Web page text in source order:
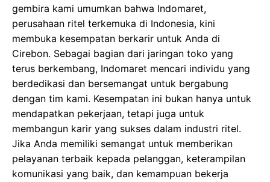
gembira kami umumkan bahwa Indomaret,
perusahaan ritel terkemuka di Indonesia, kini
membuka kesempatan berkarir untuk Anda di
Cirebon. Sebagai bagian dari jaringan toko yang
terus berkembang, Indomaret mencari individu yang
berdedikasi dan bersemangat untuk bergabung
dengan tim kami. Kesempatan ini bukan hanya untuk
mendapatkan pekerjaan, tetapi juga untuk
membangun karir yang sukses dalam industri ritel.
Jika Anda memiliki semangat untuk memberikan
pelayanan terbaik kepada pelanggan, keterampilan
komunikasi yang baik, dan kemampuan bekerja